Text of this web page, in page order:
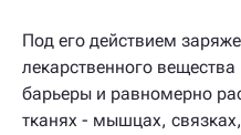
Под его действием
лекарственного
барьеры и равномерно
тканях - мышцах,